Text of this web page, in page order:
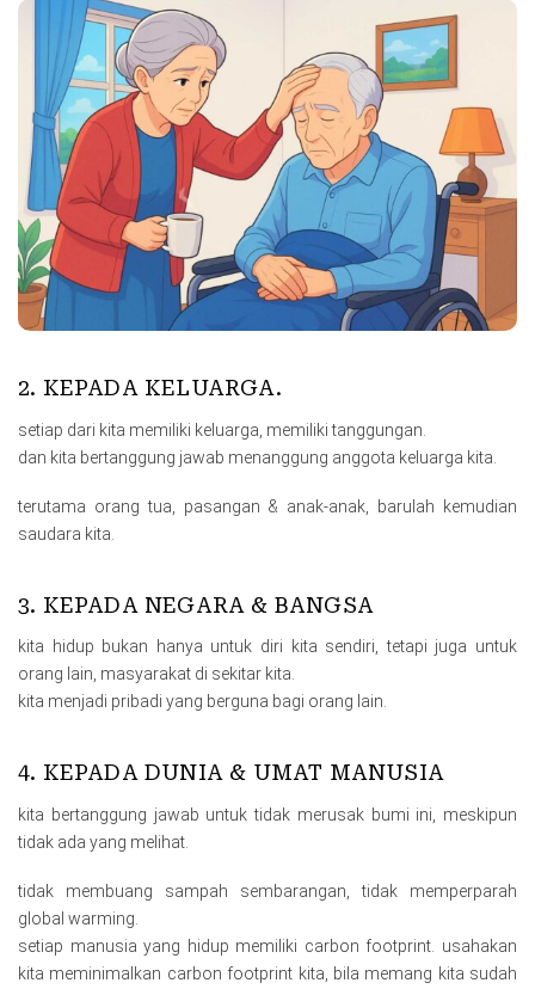
2. KEPADA KELUARGA.
setiap dari kita memiliki keluarga, memiliki tanggungan.
dan kita bertanggung jawab menanggung anggota keluarga kita.
terutama orang tua, pasangan & anak-anak, barulah kemudian
saudara kita.
3. KEPADA NEGARA & BANGSA
kita hidup bukan hanya untuk diri kita sendiri, tetapi juga untuk
orang lain, masyarakat di sekitar kita.
kita menjadi pribadi yang berguna bagi orang lain.
4. KEPADA DUNIA & UMAT MANUSIA
kita bertanggung jawab untuk tidak merusak bumi ini, meskipun
tidak ada yang melihat.
tidak membuang sampah sembarangan, tidak memperparah
global warming.
setiap manusia yang hidup memiliki carbon footprint. usahakan
kita meminimalkan carbon footprint kita, bila memang kita sudah